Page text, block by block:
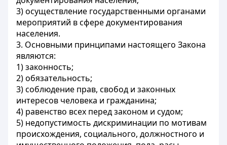
3) осуществление государственными органами
мероприятий в сфере документирования
населения.
3. Основными принципами настоящего Закона
являются:
1) законность;
2) обязательность;
3) соблюдение прав, свобод и законных
интересов человека и гражданина;
4) равенство всех перед законом и судом;
5) недопустимость дискриминации по мотивам
происхождения, социального, должностного и